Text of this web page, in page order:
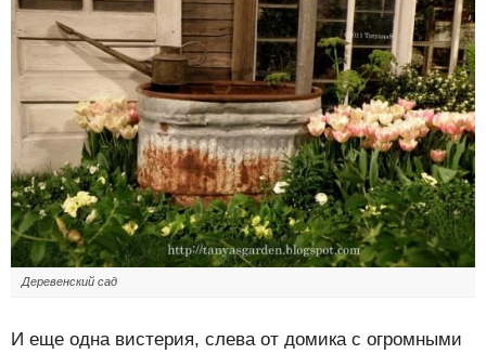
Деревенский сад
И еще одна вистерия, слева от домика с огромными